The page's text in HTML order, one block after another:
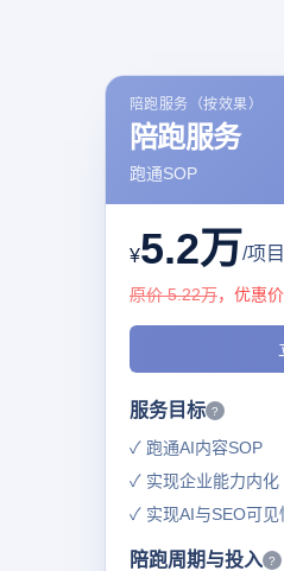
陪跑服务（按效果）
陪跑服务
跑通SOP
¥5.2万/项目
原价 5.22万，优惠
服务目标 ?
✓ 跑通AI内容SOP
✓ 实现企业能力内化
✓ 实现AI与SEO可见
陪跑周期与投入 ?